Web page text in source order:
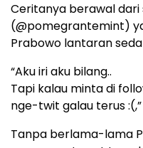
Ceritanya berawal dari
(@pomegrantemint)
Prabowo lantaran
“Aku iri aku bilang..
Tapi kalau minta di
nge-twit galau terus :(,”
Tanpa berlama-lama